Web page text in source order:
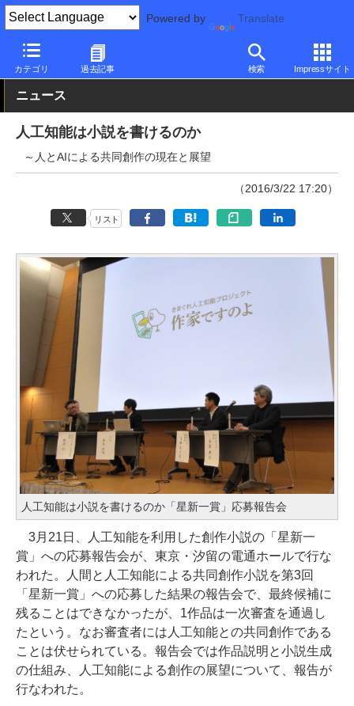
Powered by Translate
カテゴリ 過去記事 検索 Impressサイト
PC Watch 市場 技術
ニュース
人工知能は小説を書けるのか
～人とAIによる共同創作の現在と展望
（2016/3/22 17:20）
リスト
人工知能は小説を書けるのか「星新一賞」応募報告会
3月21日、人工知能を利用した創作小説の「星新一
賞」への応募報告会が、東京・汐留の電通ホールで行な
われた。人間と人工知能による共同創作小説を第3回
「星新一賞」への応募した結果の報告会で、最終候補に
残ることはできなかったが、1作品は一次審査を通過し
たという。なお審査者には人工知能との共同創作である
ことは伏せられている。報告会では作品説明と小説生成
の仕組み、人工知能による創作の展望について、報告が
行なわれた。